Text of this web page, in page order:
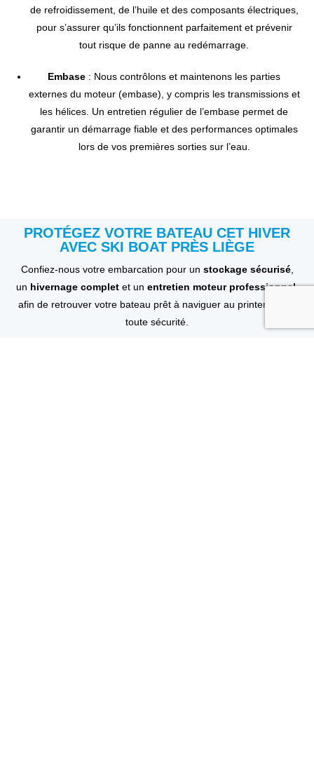
de refroidissement, de l’huile et des composants électriques,
pour s’assurer qu’ils fonctionnent parfaitement et prévenir
tout risque de panne au redémarrage.
Embase : Nous contrôlons et maintenons les parties
externes du moteur (embase), y compris les transmissions et
les hélices. Un entretien régulier de l’embase permet de
garantir un démarrage fiable et des performances optimales
lors de vos premières sorties sur l’eau.
PROTÉGEZ VOTRE BATEAU CET HIVER
AVEC SKI BOAT PRÈS LIÈGE
Confiez-nous votre embarcation pour un stockage sécurisé,
un hivernage completet un entretien moteur professionnel,
afin de retrouver votre bateau prêt à naviguer au printemps en
toute sécurité.